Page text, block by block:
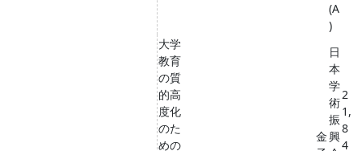
(A
)
大学
教育
の質
的高
度化
のた
めの
金
日
本
学
術
振
興
2
1,
8
4